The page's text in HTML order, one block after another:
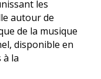
les
autour de
de la musique
disponible en
à la